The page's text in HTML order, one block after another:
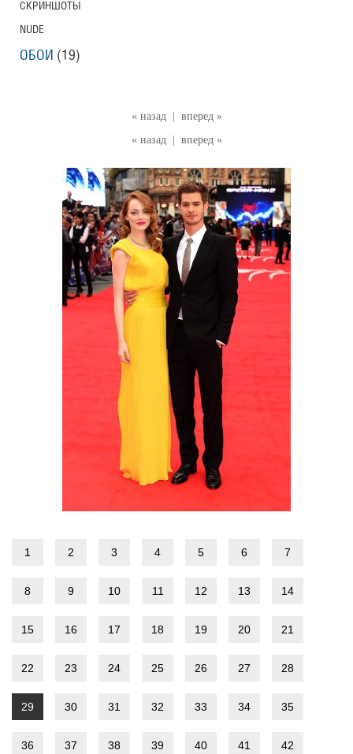
« назад
вперед »
« назад
вперед »
1 2 3 4 5 6 7
8 9 10 11 12 13 14
15 16 17 18 19 20 21
22 23 24 25 26 27 28
29 30 31 32 33 34 35
36 37 38 39 40 41 42
СКРИНШОТЫ
NUDE
ОБОИ (19)